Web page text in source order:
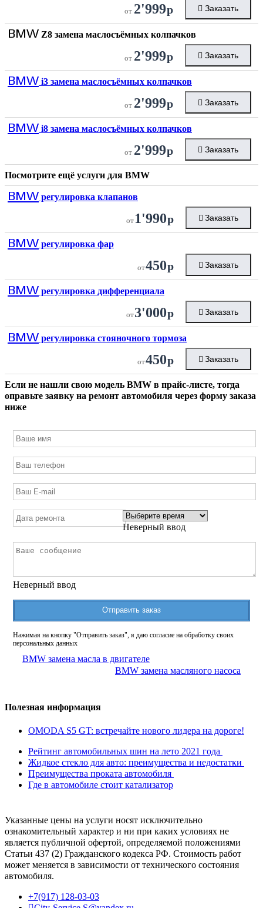
от 2'999р Заказать
BMW Z8 замена маслосъёмных колпачков
от 2'999р Заказать
BMW i3 замена маслосъёмных колпачков
от 2'999р Заказать
BMW i8 замена маслосъёмных колпачков
от 2'999р Заказать
Посмотрите ещё услуги для BMW
BMW регулировка клапанов
от 1'990р Заказать
BMW регулировка фар
от450р Заказать
BMW регулировка дифференциала
от3'000р Заказать
BMW регулировка стояночного тормоза
от450р Заказать
Если не нашли свою модель BMW в прайс-листе, тогда
оправьте заявку на ремонт автомобиля через форму заказа
ниже
Неверный ввод
Неверный ввод
Отправить заказ
Нажимая на кнопку "Отправить заказ", я даю согласие на обработку своих
персональных данных
BMW замена масла в двигателе
BMW замена масляного насоса
Полезная информация
OMODA S5 GT: встречайте нового лидера на дороге!
Рейтинг автомобильных шин на лето 2021 года
Жидкое стекло для авто: преимущества и недостатки
Преимущества проката автомобиля
Где в автомобиле стоит катализатор
Указанные цены на услуги носят исключительно
ознакомительный характер и ни при каких условиях не
является публичной офертой, определяемой положениями
Статьи 437 (2) Гражданского кодекса РФ. Стоимость работ
может меняется в зависимости от технического состояния
автомобиля.
+7(917) 128-03-03